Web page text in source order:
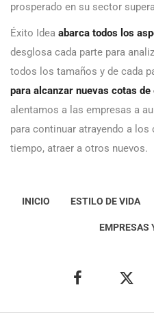
prosperado en su sector
Éxito Idea abarca todos los
desglosa cada parte para
todos los tamaños y de cada
para alcanzar nuevas cotas de
alentamos a las empresas a
para continuar atrayendo a
tiempo, atraer a otros nuevos.
INICIO ESTILO DE VIDA
EMPRESAS